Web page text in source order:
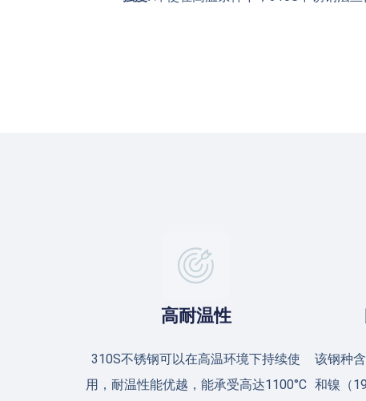
高耐温性
310S不锈钢可以在高温环境下持续使
用，耐温性能优越，能承受高达1100°C
该钢种
和镍（